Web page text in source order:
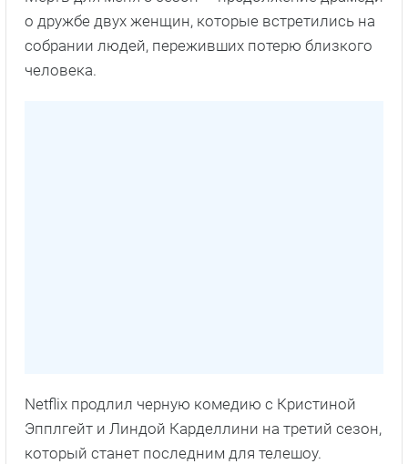
о дружбе двух женщин, которые встретились на
собрании людей, переживших потерю близкого
человека.
Netflix продлил черную комедию с Кристиной
Эпплгейт и Линдой Карделлини на третий сезон,
который станет последним для телешоу.